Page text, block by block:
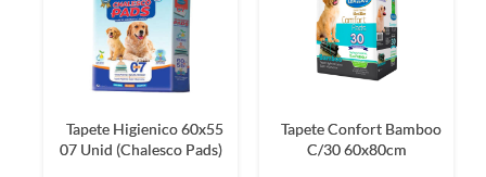
Tapete Higienico 60x55
07 Unid (Chalesco Pads)
Tapete Confort Bamboo
C/30 60x80cm